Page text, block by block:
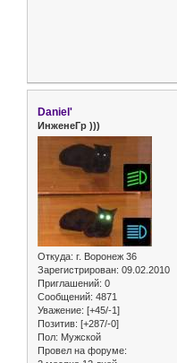
Daniel'
ИнженеГр )))
Откуда: г. Воронеж 36
Зарегистрирован: 09.02.2010
Приглашений: 0
Сообщений: 4871
Уважение: [+45/-1]
Позитив: [+287/-0]
Пол: Мужской
Провел на форуме: